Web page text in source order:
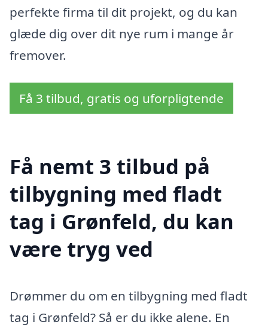
perfekte firma til dit projekt, og du kan
glæde dig over dit nye rum i mange år
fremover.
Få 3 tilbud, gratis og uforpligtende
Få nemt 3 tilbud på
tilbygning med fladt
tag i Grønfeld, du kan
være tryg ved
Drømmer du om en tilbygning med fladt
tag i Grønfeld? Så er du ikke alene. En